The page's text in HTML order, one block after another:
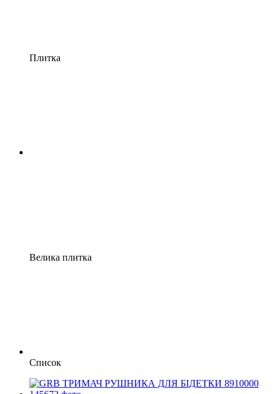
Плитка
Велика плитка
Список